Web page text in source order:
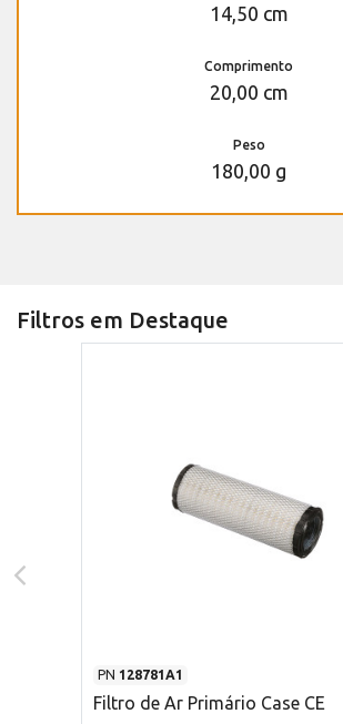
14,50 cm
Comprimento
20,00 cm
Peso
180,00 g
Filtros em Destaque
PN 128781A1
Filtro de Ar Primário Case CE